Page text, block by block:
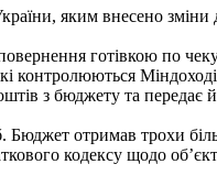
яким внесено зміни
готівкою по
контролюються
з бюджету та передає
Бюджет отримав трохи
кодексу щодо